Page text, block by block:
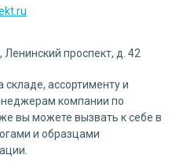
проспект, д. 42
ассортименту и
компании по
вы можете вызвать к себе в
и образцами